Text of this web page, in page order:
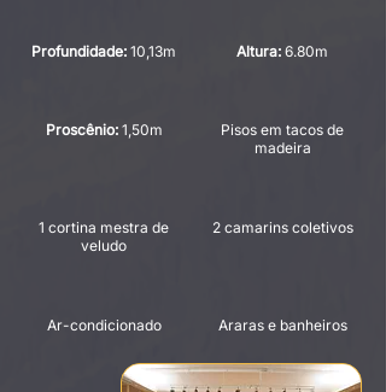
Profundidade: 10,13m
Proscênio:1,50m
1 cortina mestra de
veludo
Ar-condicionado
Altura: 6.80m
Pisos em tacos de
madeira
2 camarins coletivos
Araras e banheiros